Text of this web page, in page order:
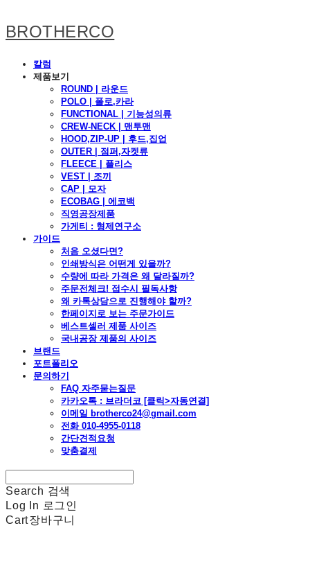
BROTHERCO
칼럼
제품보기
ROUND | 라운드
POLO | 폴로,카라
FUNCTIONAL | 기능성의류
CREW-NECK | 맨투맨
HOOD,ZIP-UP | 후드,집업
OUTER | 점퍼,자켓류
FLEECE | 플리스
VEST | 조끼
CAP | 모자
ECOBAG | 에코백
직영공장제품
가게티 : 형제연구소
가이드
처음 오셨다면?
인쇄방식은 어떤게 있을까?
수량에 따라 가격은 왜 달라질까?
주문전체크! 접수시 필독사항
왜 카톡상담으로 진행해야 할까?
한페이지로 보는 주문가이드
베스트셀러 제품 사이즈
국내공장 제품의 사이즈
브랜드
포트폴리오
문의하기
FAQ 자주묻는질문
카카오톡 : 브라더코 [클릭>자동연결]
이메일 brotherco24@gmail.com
전화 010-4955-0118
간단견적요청
맞춤결제
Search 검색
Log In 로그인
Cart장바구니